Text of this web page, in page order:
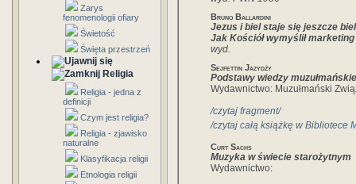
Zarys
fenomenologii ofiary
Świetość
Święta przestrzeń
Religia
Religia - jedna z
definicji
Czym jest religia?
Religia - zjawisko
naturalne
Klasyfikacja religii
Etnologia religii
Bruno Ballardini
Jezus i biel staje się jeszcze
Jak Kościół wymyślił marketing
wyd.
Sejfettin Jazydży
Podstawy wiedzy
Wydawnictwo: Muzułmański
/czytaj fragment/
/czytaj całą książkę w Bibliotece
Curt Sachs
Muzyka w świecie starożytnym
Wydawnictwo: